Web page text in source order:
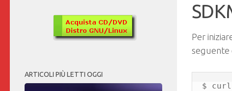
Per
seguente
$
ARTICOLI PIÙ LETTI OGGI